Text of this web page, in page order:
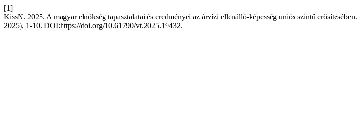
[1]
KissN. 2025. A magyar elnökség tapasztalatai és eredményei az árvízi ellenálló-képesség uniós szintű erősítésében.
2025), 1-10. DOI:https://doi.org/10.61790/vt.2025.19432.